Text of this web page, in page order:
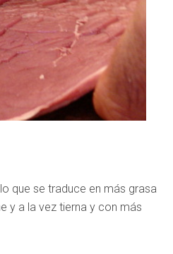
que se traduce en más grasa
y a la vez tierna y con más